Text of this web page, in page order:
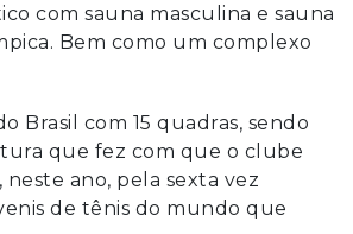
com sauna masculina e sauna
Bem como um complexo
Brasil com 15 quadras, sendo
que fez com que o clube
neste ano, pela sexta vez
de tênis do mundo que